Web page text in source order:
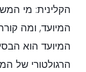
הקלינית: מי
המיועד, ומה
המיועד הוא
הרגולטורי של